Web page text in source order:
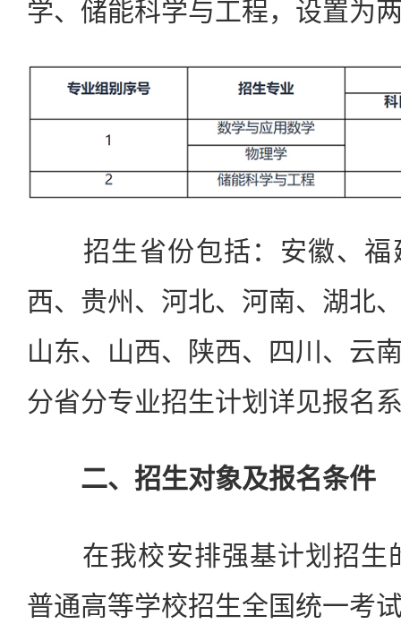
学、储能科学与工程，设置为
招生省份包括：安徽、福
西、贵州、河北、河南、湖北
山东、山西、陕西、四川、云
分省分专业招生计划详见报名
二、招生对象及报名条件
在我校安排强基计划招生
普通高等学校招生全国统一考